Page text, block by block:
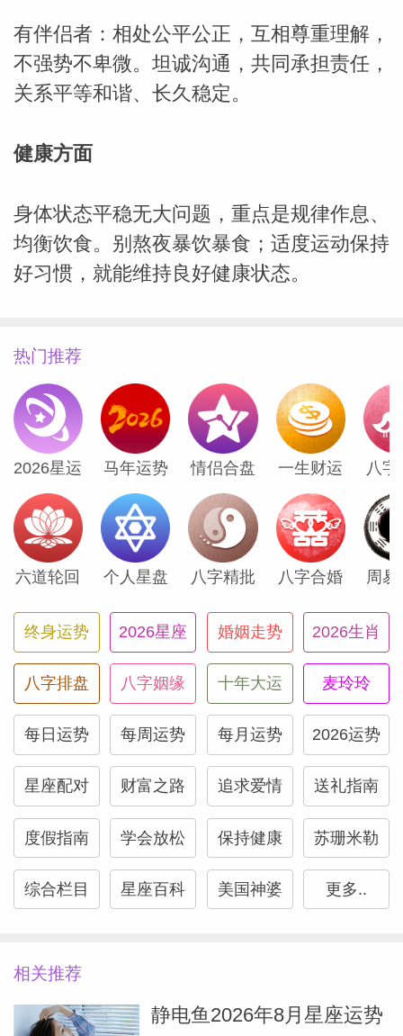
（Susan
有伴侣者：相处公平公正，互相尊重理解，
不强势不卑微。坦诚沟通，共同承担责任，
关系平等和谐、长久稳定。
健康方面
身体状态平稳无大问题，重点是规律作息、
均衡饮食。别熬夜暴饮暴食；适度运动保持
好习惯，就能维持良好健康状态。
热门推荐
2026星运 马年运势 情侣合盘 一生财运 八
六道轮回 个人星盘 八字精批 八字合婚 周易
终身运势 2026星座 婚姻走势 2026生肖
八字排盘 八字姻缘 十年大运 麦玲玲
每日运势 每周运势 每月运势 2026运势
星座配对 财富之路 追求爱情 送礼指南
度假指南 学会放松 保持健康 苏珊米勒
综合栏目 星座百科 美国神婆 更多..
相关推荐
静电鱼2026年8月星座运势